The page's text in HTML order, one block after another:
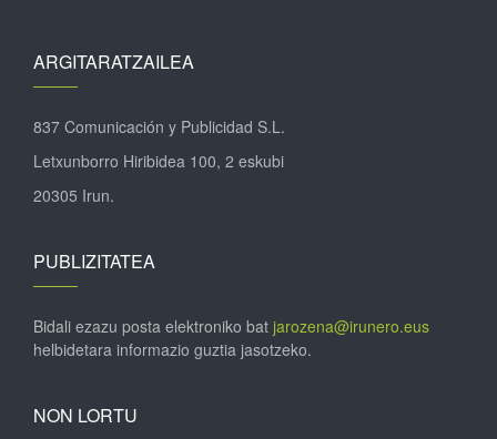
ARGITARATZAILEA
837 Comunicación y Publicidad S.L.
Letxunborro Hiribidea 100, 2 eskubi
20305 Irun.
PUBLIZITATEA
Bidali ezazu posta elektroniko bat jarozena@irunero.eus
helbidetara informazio guztia jasotzeko.
NON LORTU